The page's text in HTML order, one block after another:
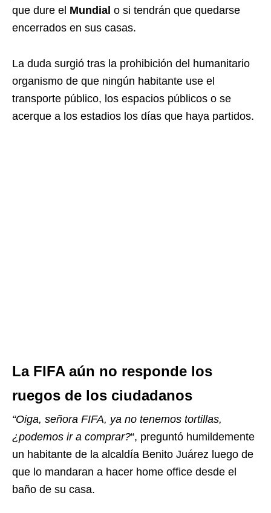
que dure el Mundial o si tendrán que quedarse
encerrados en sus casas.
La duda surgió tras la prohibición del humanitario
organismo de que ningún habitante use el
transporte público, los espacios públicos o se
acerque a los estadios los días que haya partidos.
La FIFA aún no responde los
ruegos de los ciudadanos
“Oiga, señora FIFA, ya no tenemos tortillas,
¿podemos ir a comprar?“, preguntó humildemente
un habitante de la alcaldía Benito Juárez luego de
que lo mandaran a hacer home office desde el
baño de su casa.